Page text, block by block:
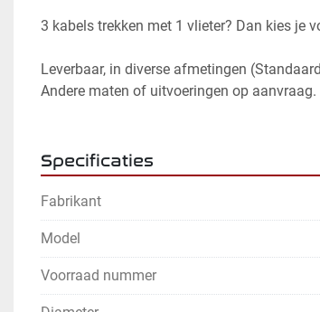
3 kabels trekken met 1 vlieter? Dan kies je
Leverbaar, in diverse afmetingen
Andere maten of uitvoeringen op aanvraag.
Specificaties
Fabrikant
Model
Voorraad nummer